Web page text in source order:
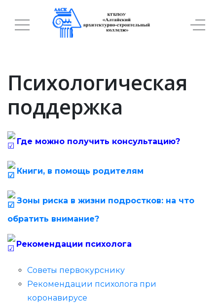
Психологическая
поддержка
Где можно получить консультацию?
Книги, в помощь родителям
Зоны риска в жизни подростков: на что
обратить внимание?
Рекомендации психолога
Советы первокурснику
Рекомендации психолога при
коронавирусе